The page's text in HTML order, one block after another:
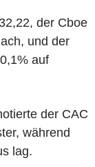
der Cboe
und der
auf
der CAC
während
lag.